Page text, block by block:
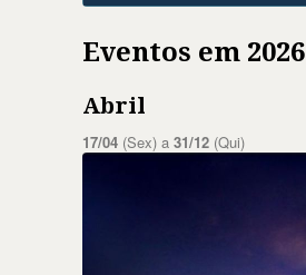
Eventos em 2026
Abril
17/04 (Sex) a 31/12 (Qui)